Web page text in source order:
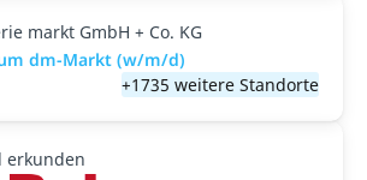
markt GmbH + Co. KG
dm-Markt (w/m/d)
+1735 weitere Standorte
erkunden